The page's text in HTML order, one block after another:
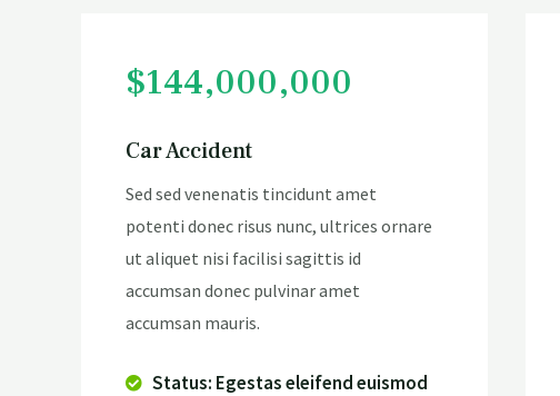
$144,000,000
Car Accident
Sed sed venenatis tincidunt amet
potenti donec risus nunc, ultrices ornare
ut aliquet nisi facilisi sagittis id
accumsan donec pulvinar amet
accumsan mauris.
Status: Egestas eleifend euismod